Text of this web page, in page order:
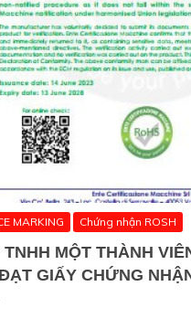
MARKING Chứng nhận ROSH
TNHH MỘT THÀNH
GIẤY CHỨNG